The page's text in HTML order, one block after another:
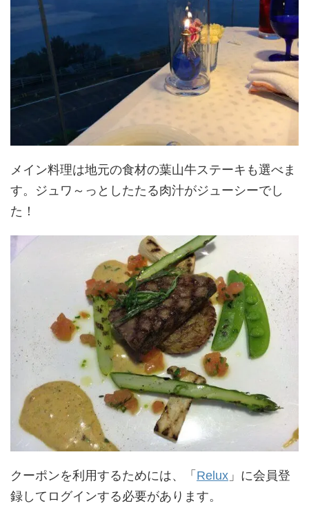
メイン料理は地元の食材の葉山牛ステーキも選べま
す。ジュワ～っとしたたる肉汁がジューシーでし
た！
クーポンを利用するためには、「 Relux 」に会員登
録してログインする必要があります。